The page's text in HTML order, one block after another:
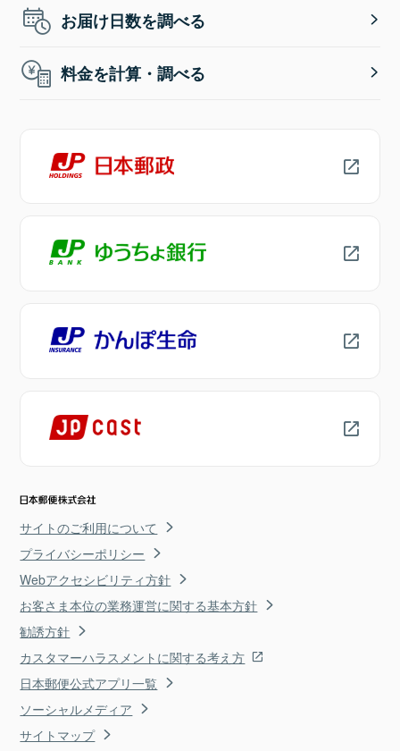
お届け日数を調べる
料金を計算・調べる
サイトのご利用について
プライバシーポリシー
Webアクセシビリティ方針
お客さま本位の業務運営に関する基本方針
勧誘方針
カスタマーハラスメントに関する考え方
日本郵便公式アプリ一覧
ソーシャルメディア
サイトマップ